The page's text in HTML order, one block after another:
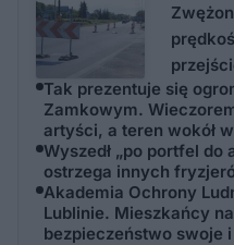
Tak prezentuje się
Zamkowym.
artyści, a teren wokół
Wyszedł „po portfel do
ostrzega innych
Akademia Ochrony
Lublinie. Mieszkańcy
bezpieczeństwo swoje